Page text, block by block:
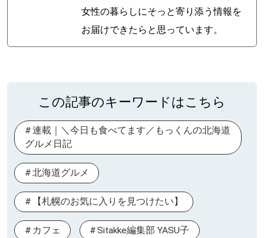
女性の暮らしにそっと寄り添う情報を
お届けできたらと思っています。
この記事のキーワードはこちら
連載｜＼今日も食べてます／もっくんの北海道
グルメ日記
北海道グルメ
【札幌のお気に入りを見つけたい】
カフェ Sitakke編集部 YASU子